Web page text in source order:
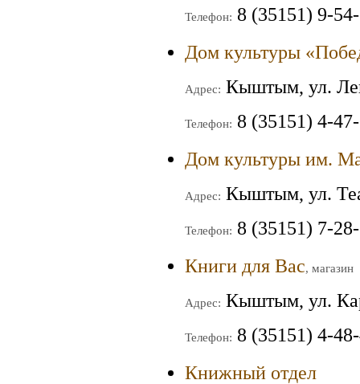
Телефон: 8 (35151) 9-
Дом культуры
Адрес: Кыштым, ул.
Телефон: 8 (35151) 4-
Дом культуры им.
Адрес: Кыштым, ул.
Телефон: 8 (35151) 7-
Книги для Вас, магазин
Адрес: Кыштым, ул.
Телефон: 8 (35151) 4-
Книжный отдел